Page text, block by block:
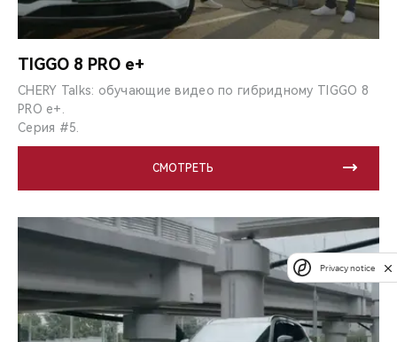
TIGGO 8 PRO e+
CHERY Talks: обучающие видео по гибридному TIGGO 8
PRO e+.
Серия #5.
СМОТРЕТЬ
Privacy notice